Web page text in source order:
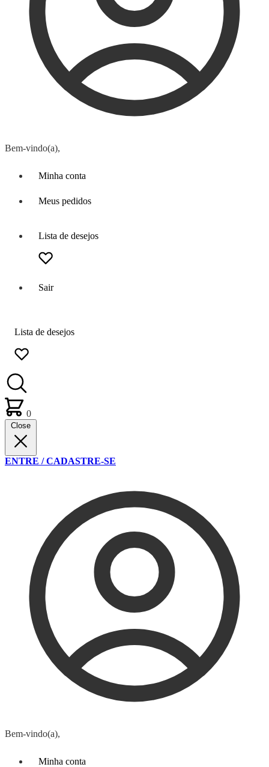
Bem-vindo(a),
Minha conta
Meus pedidos
Lista de desejos
Sair
Lista de desejos
0
Close
ENTRE / CADASTRE-SE
Bem-vindo(a),
Minha conta